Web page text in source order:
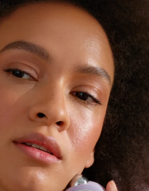
Se connecter
Profil de l'utilisateur
Mes appareils
Mes commandes
Mes adresses
Mes abonnements
Elixir
Español
Português
Русский
繁體中文